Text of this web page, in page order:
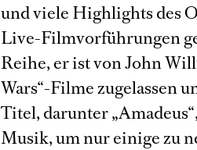
und viele Highlights des
Live-Filmvorführungen
Reihe, er ist von John
Wars“-Filme zugelassen
Titel, darunter
Musik, um nur einige zu